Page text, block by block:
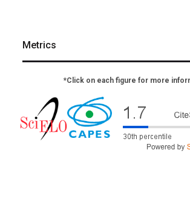
Metrics
*Click on each figure for more